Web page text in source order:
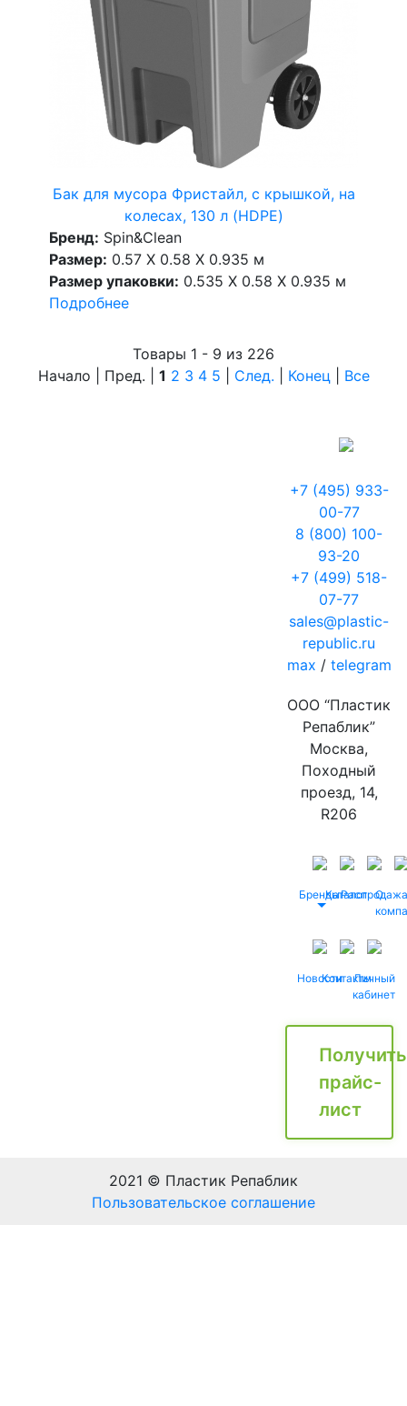
Бак для мусора Фристайл, с крышкой, на
колесах, 130 л (HDPE)
Бренд: Spin&Clean
Размер: 0.57 X 0.58 X 0.935 м
Размер упаковки: 0.535 X 0.58 X 0.935 м
Подробнее
Товары 1 - 9 из 226
Начало | Пред. | 1 2 3 4 5 След. Конец Все
+7 (495) 933-
00-77
8 (800) 100-
93-20
+7 (499) 518-
07-77
sales@plastic-
republic.ru
max / telegram
ООО “Пластик
Репаблик”
Москва,
Походный
проезд, 14,
R206
БрендыКаталог
Распродажа
О
НовостиКонтактыЛичный
кабинет
Получить
прайс-
лист
2021 © Пластик Репаблик
Пользовательское соглашение